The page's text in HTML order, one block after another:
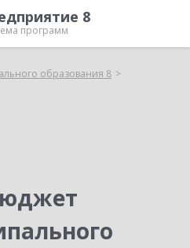
8
программ
образования 8